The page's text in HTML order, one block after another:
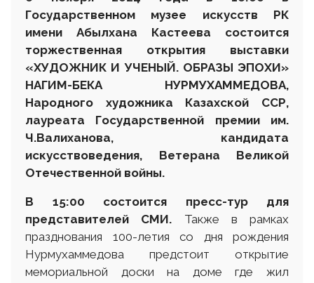
Государственном музее искусств РК
имени Абылхана Кастеева состоится
торжественная открытия выставки
«ХУДОЖНИК И УЧЕНЫЙ. ОБРАЗЫ ЭПОХИ»
НАГИМ-БЕКА НУРМУХАММЕДОВА,
Народного художника Казахской ССР,
лауреата Государственной премии им.
Ч.Валиханова, кандидата
искусствоведения, Ветерана Великой
Отечественной войны.
В 15:00 состоится пресс-тур для
представителей СМИ. Также в рамках
празднования 100-летия со дня рождения
Нурмухаммедова предстоит открытие
мемориальной доски на доме где жил